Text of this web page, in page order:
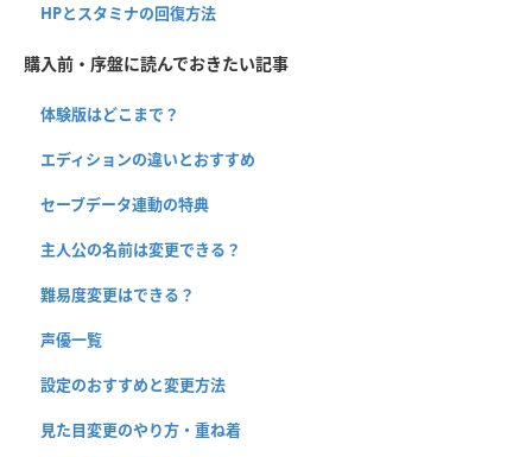
HPとスタミナの回復方法
購入前・序盤に読んでおきたい記事
体験版はどこまで？
エディションの違いとおすすめ
セーブデータ連動の特典
主人公の名前は変更できる？
難易度変更はできる？
声優一覧
設定のおすすめと変更方法
見た目変更のやり方・重ね着